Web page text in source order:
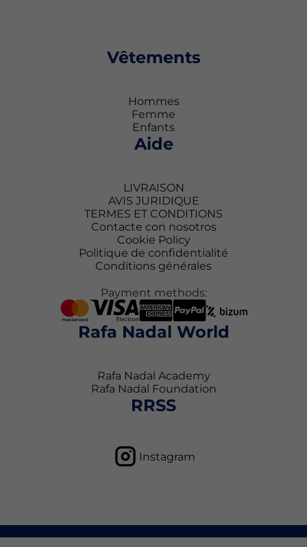
Vêtements
Hommes
Femme
Enfants
Aide
LIVRAISON
AVIS JURIDIQUE
TERMES ET CONDITIONS
Contacte con nosotros
Cookie Policy
Politique de confidentialité
Conditions générales
Payment methods:
Rafa Nadal World
Rafa Nadal Academy
Rafa Nadal Foundation
RRSS
Instagram